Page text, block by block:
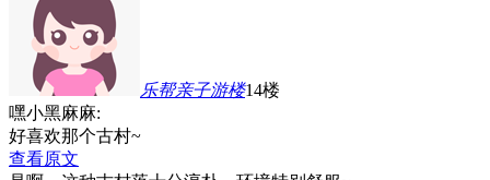
乐帮亲子游楼14楼
嘿小黑麻麻:
好喜欢那个古村~
查看原文